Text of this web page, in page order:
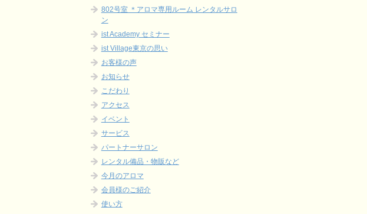
802号室 ＊アロマ専用ルーム レンタルサロ
ン
ist Academy セミナー
ist Village東京の思い
お客様の声
お知らせ
こだわり
アクセス
イベント
サービス
パートナーサロン
レンタル備品・物販など
今月のアロマ
会員様のご紹介
使い方